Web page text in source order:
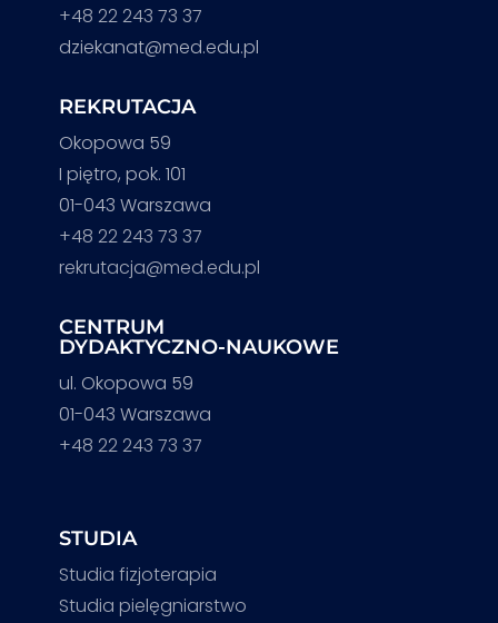
+48 22 243 73 37
dziekanat@med.edu.pl
REKRUTACJA
Okopowa 59
I piętro, pok. 101
01-043 Warszawa
+48 22 243 73 37
rekrutacja@med.edu.pl
CENTRUM
DYDAKTYCZNO-NAUKOWE
ul. Okopowa 59
01-043 Warszawa
+48 22 243 73 37
STUDIA
Studia fizjoterapia
Studia pielęgniarstwo